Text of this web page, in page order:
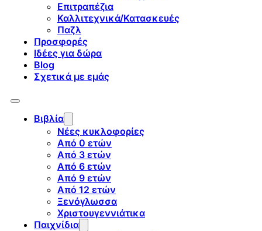
Επιτραπέζια
Καλλιτεχνικά/Κατασκευές
Παζλ
Προσφορές
Ιδέες για δώρα
Blog
Σχετικά με εμάς
Βιβλία
Νέες κυκλοφορίες
Από 0 ετών
Από 3 ετών
Από 6 ετών
Από 9 ετών
Από 12 ετών
Ξενόγλωσσα
Χριστουγεννιάτικα
Παιχνίδια